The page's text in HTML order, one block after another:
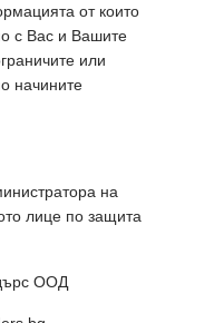
от които
с Вас и Вашите
или
начините
на
лице по защита
ООД